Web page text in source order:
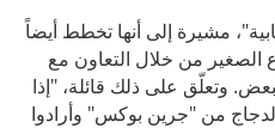
مشيرة إلى أنها تخطط أيضاً
الصغير من خلال التعاون مع
وتعلّق على ذلك قائلة، "إذا
من "جرين بوكس" وأرادوا